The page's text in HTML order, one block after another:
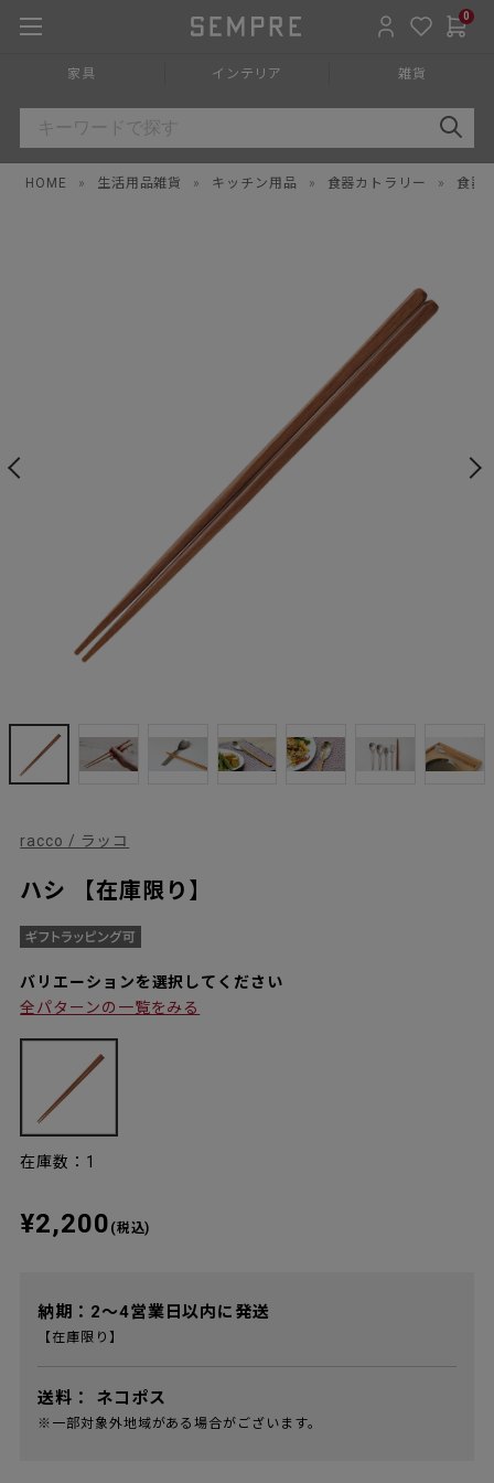
0
家具 インテリア 雑貨
HOME » 生活用品雑貨 » キッチン用品 » 食器カトラリー » 食器
racco / ラッコ
ハシ 【在庫限り】
バリエーションを選択してください
全パターンの一覧をみる
在庫数：1
¥2,200 (税込)
納期：2～4営業日以内に発送
【在庫限り】
送料： ネコポス
※一部対象外地域がある場合がございます。